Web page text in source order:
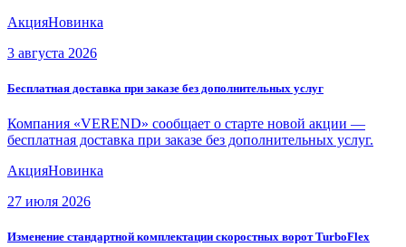
АкцияНовинка
3 августа 2026
Бесплатная доставка при заказе без дополнительных услуг
Компания «VEREND» сообщает о старте новой акции —
бесплатная доставка при заказе без дополнительных услуг.
АкцияНовинка
27 июля 2026
Изменение стандартной комплектации скоростных ворот TurboFlex